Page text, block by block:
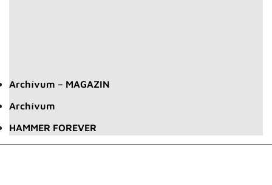
Archívum – MAGAZIN
Archívum
HAMMER FOREVER